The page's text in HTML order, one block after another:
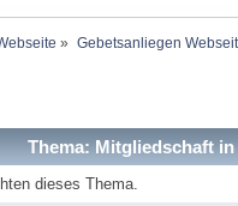
» Gebetsanliegen
Thema: Mitgliedschaft
dieses Thema.